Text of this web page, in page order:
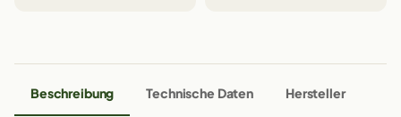
Beschreibung Technische Daten Hersteller